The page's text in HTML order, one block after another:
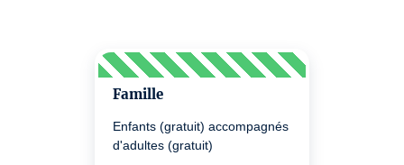
Famille
Enfants (gratuit) accompagnés
d'adultes (gratuit)